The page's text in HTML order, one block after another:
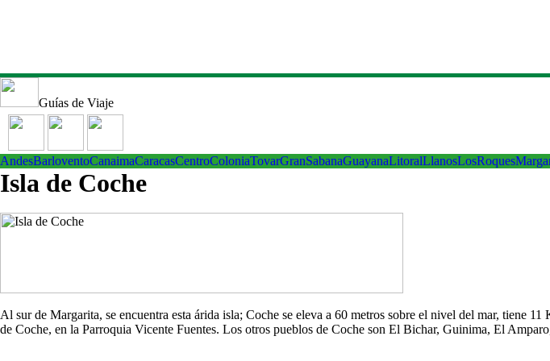
Guías de Viaje
AndesBarloventoCanaimaCaracasCentroColoniaTovarGranSabanaGuayanaLitoralLlanosLosRoques
Isla de Coche
Al sur de Margarita, se encuentra esta árida isla; Coche se eleva a 60 metros sobre el nivel del mar,
de Coche, en la Parroquia Vicente Fuentes. Los otros pueblos de Coche son El Bichar, Guinima, El